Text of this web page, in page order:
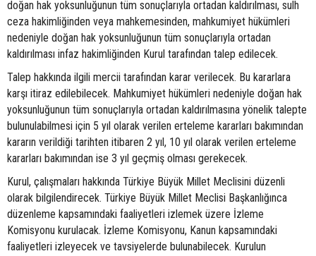
doğan hak yoksunluğunun tüm sonuçlarıyla ortadan kaldırılması, sulh
ceza hakimliğinden veya mahkemesinden, mahkumiyet hükümleri
nedeniyle doğan hak yoksunluğunun tüm sonuçlarıyla ortadan
kaldırılması infaz hakimliğinden Kurul tarafından talep edilecek.
Talep hakkında ilgili mercii tarafından karar verilecek. Bu kararlara
karşı itiraz edilebilecek. Mahkumiyet hükümleri nedeniyle doğan hak
yoksunluğunun tüm sonuçlarıyla ortadan kaldırılmasına yönelik talepte
bulunulabilmesi için 5 yıl olarak verilen erteleme kararları bakımından
kararın verildiği tarihten itibaren 2 yıl, 10 yıl olarak verilen erteleme
kararları bakımından ise 3 yıl geçmiş olması gerekecek.
Kurul, çalışmaları hakkında Türkiye Büyük Millet Meclisini düzenli
olarak bilgilendirecek. Türkiye Büyük Millet Meclisi Başkanlığınca
düzenleme kapsamındaki faaliyetleri izlemek üzere İzleme
Komisyonu kurulacak. İzleme Komisyonu, Kanun kapsamındaki
faaliyetleri izleyecek ve tavsiyelerde bulunabilecek. Kurulun